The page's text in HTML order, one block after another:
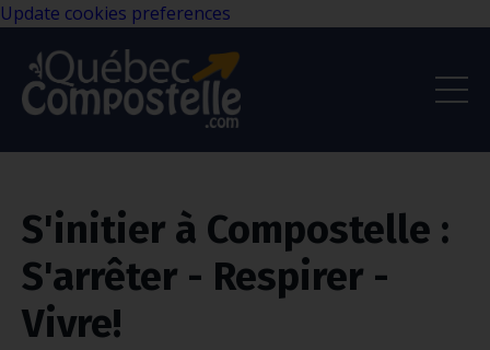
Update cookies preferences
S'initier à Compostelle :
S'arrêter - Respirer -
Vivre!